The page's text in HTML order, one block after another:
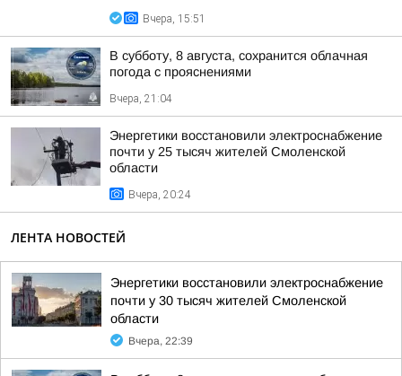
Вчера, 15:51
В субботу, 8 августа, сохранится облачная
погода с прояснениями
Вчера, 21:04
Энергетики восстановили электроснабжение
почти у 25 тысяч жителей Смоленской
области
Вчера, 20:24
ЛЕНТА НОВОСТЕЙ
Энергетики восстановили электроснабжение
почти у 30 тысяч жителей Смоленской
области
Вчера, 22:39